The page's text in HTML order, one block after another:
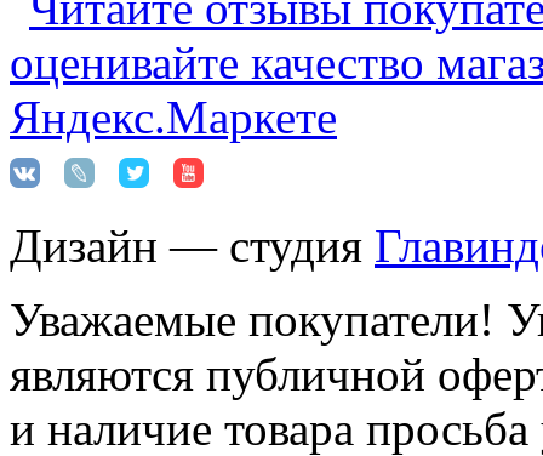
Дизайн — студия
Уважаемые покупатели!
являются публичной
и наличие товара